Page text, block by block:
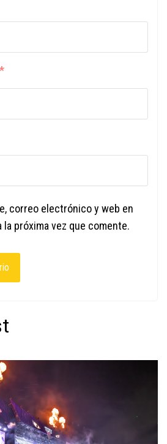
*
correo electrónico y web en
la próxima vez que comente.